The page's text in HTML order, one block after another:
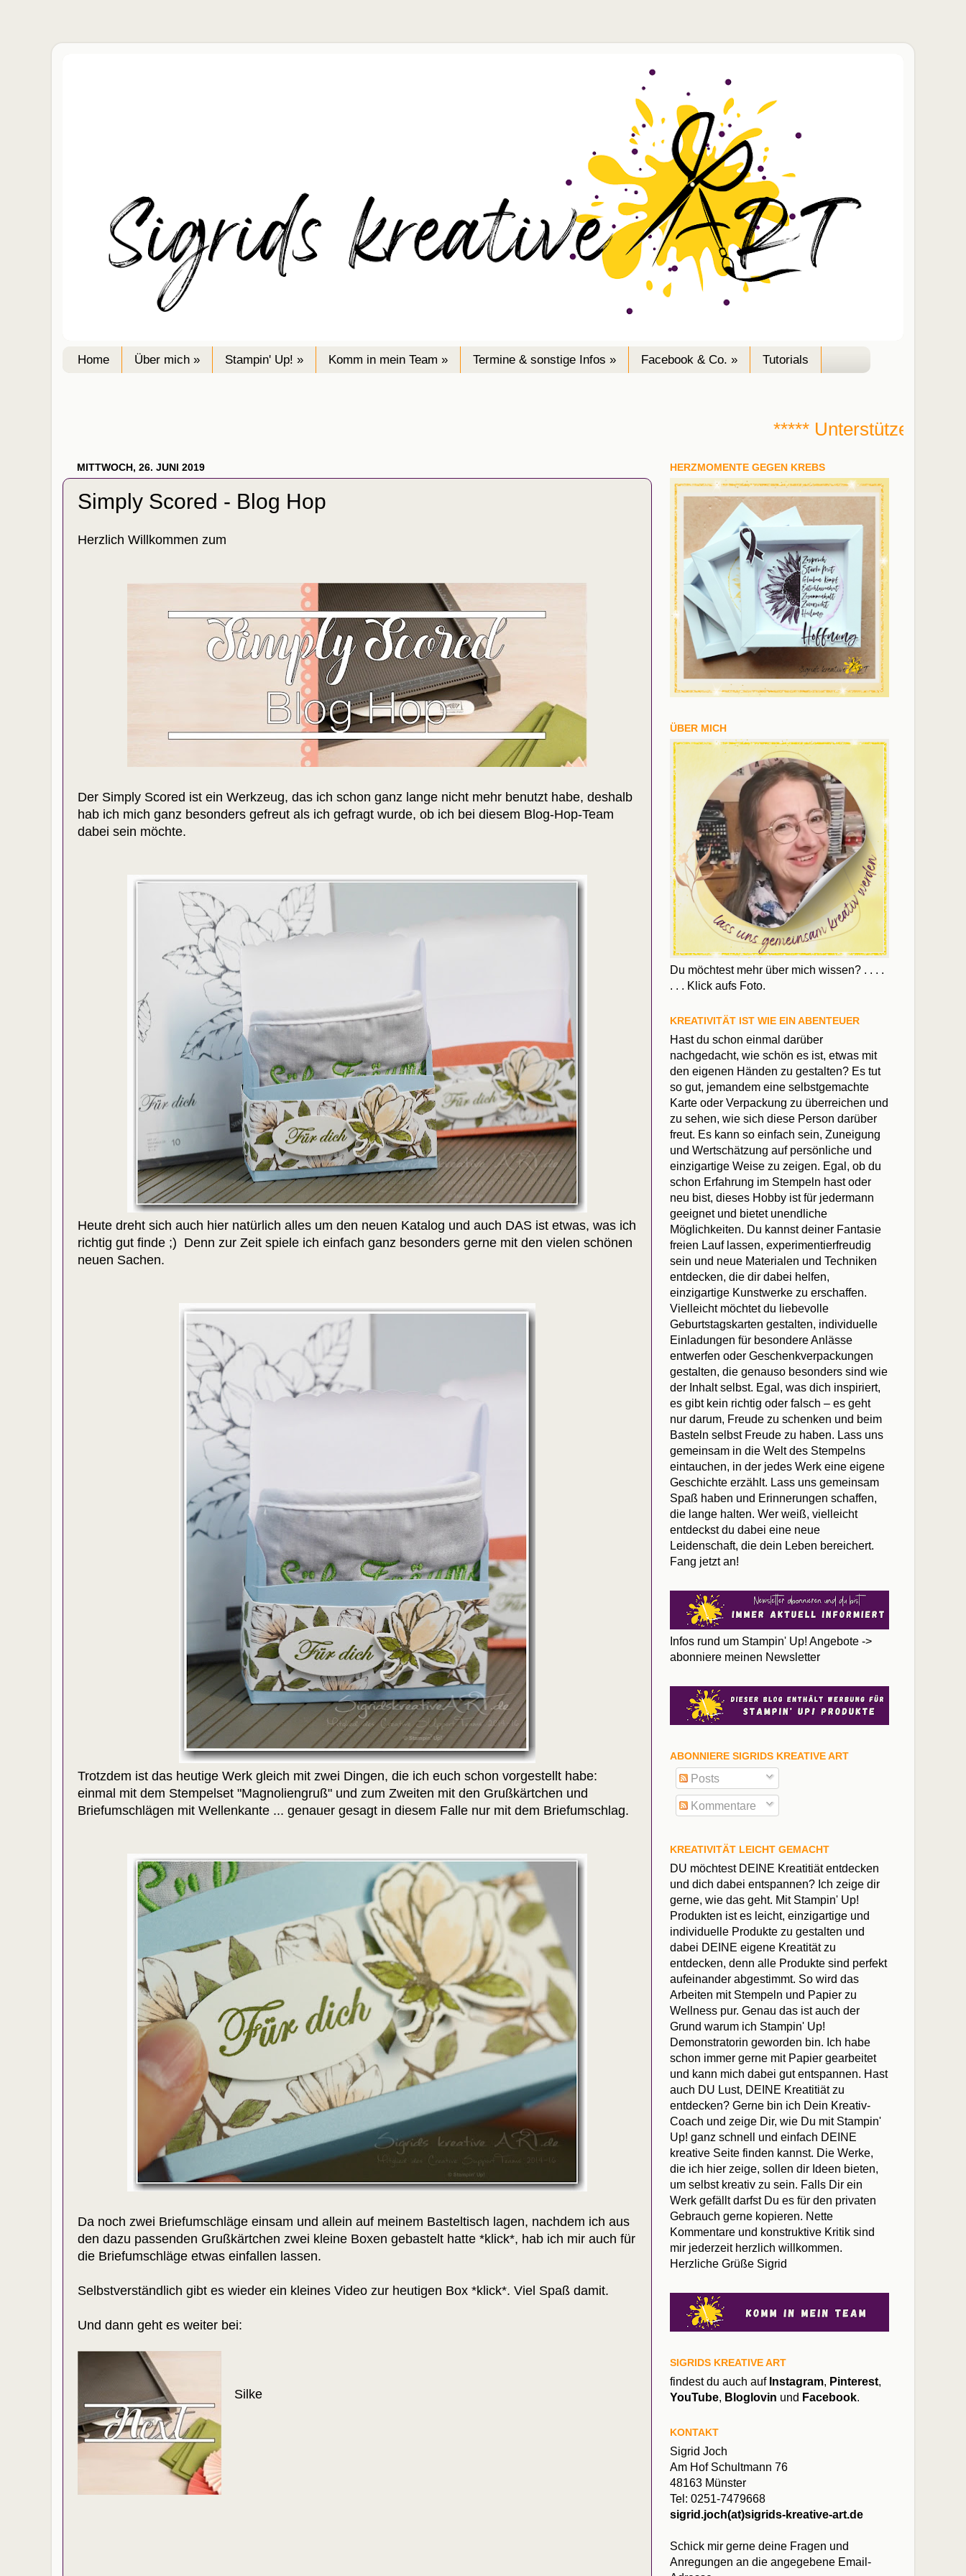
Home Über mich » Stampin' Up! » Komm in mein Team » Termine & sonstige Infos » Facebook & Co. » Tutorials
***** Unterstütze mich bei
MITTWOCH, 26. JUNI 2019
Simply Scored - Blog Hop
Herzlich Willkommen zum
Der Simply Scored ist ein Werkzeug, das ich schon ganz lange nicht mehr benutzt habe, deshalb
hab ich mich ganz besonders gefreut als ich gefragt wurde, ob ich bei diesem Blog-Hop-Team
dabei sein möchte.
Heute dreht sich auch hier natürlich alles um den neuen Katalog und auch DAS ist etwas, was ich
richtig gut finde ;) Denn zur Zeit spiele ich einfach ganz besonders gerne mit den vielen schönen
neuen Sachen.
Trotzdem ist das heutige Werk gleich mit zwei Dingen, die ich euch schon vorgestellt habe:
einmal mit dem Stempelset "Magnoliengruß" und zum Zweiten mit den Grußkärtchen und
Briefumschlägen mit Wellenkante ... genauer gesagt in diesem Falle nur mit dem Briefumschlag.
Da noch zwei Briefumschläge einsam und allein auf meinem Basteltisch lagen, nachdem ich aus
den dazu passenden Grußkärtchen zwei kleine Boxen gebastelt hatte *klick*, hab ich mir auch für
die Briefumschläge etwas einfallen lassen.
Selbstverständlich gibt es wieder ein kleines Video zur heutigen Box *klick*. Viel Spaß damit.
Und dann geht es weiter bei:
Silke
HERZMOMENTE GEGEN KREBS
ÜBER MICH
Du möchtest mehr über mich wissen? . . . .
. . . Klick aufs Foto.
KREATIVITÄT IST WIE EIN ABENTEUER
Hast du schon einmal darüber
nachgedacht, wie schön es ist, etwas mit
den eigenen Händen zu gestalten? Es tut
so gut, jemandem eine selbstgemachte
Karte oder Verpackung zu überreichen und
zu sehen, wie sich diese Person darüber
freut. Es kann so einfach sein, Zuneigung
und Wertschätzung auf persönliche und
einzigartige Weise zu zeigen. Egal, ob du
schon Erfahrung im Stempeln hast oder
neu bist, dieses Hobby ist für jedermann
geeignet und bietet unendliche
Möglichkeiten. Du kannst deiner Fantasie
freien Lauf lassen, experimentierfreudig
sein und neue Materialen und Techniken
entdecken, die dir dabei helfen,
einzigartige Kunstwerke zu erschaffen.
Vielleicht möchtet du liebevolle
Geburtstagskarten gestalten, individuelle
Einladungen für besondere Anlässe
entwerfen oder Geschenkverpackungen
gestalten, die genauso besonders sind wie
der Inhalt selbst. Egal, was dich inspiriert,
es gibt kein richtig oder falsch – es geht
nur darum, Freude zu schenken und beim
Basteln selbst Freude zu haben. Lass uns
gemeinsam in die Welt des Stempelns
eintauchen, in der jedes Werk eine eigene
Geschichte erzählt. Lass uns gemeinsam
Spaß haben und Erinnerungen schaffen,
die lange halten. Wer weiß, vielleicht
entdeckst du dabei eine neue
Leidenschaft, die dein Leben bereichert.
Fang jetzt an!
Infos rund um Stampin' Up! Angebote ->
abonniere meinen Newsletter
ABONNIERE SIGRIDS KREATIVE ART
Posts
Kommentare
KREATIVITÄT LEICHT GEMACHT
DU möchtest DEINE Kreatitiät entdecken
und dich dabei entspannen? Ich zeige dir
gerne, wie das geht. Mit Stampin' Up!
Produkten ist es leicht, einzigartige und
individuelle Produkte zu gestalten und
dabei DEINE eigene Kreatität zu
entdecken, denn alle Produkte sind perfekt
aufeinander abgestimmt. So wird das
Arbeiten mit Stempeln und Papier zu
Wellness pur. Genau das ist auch der
Grund warum ich Stampin' Up!
Demonstratorin geworden bin. Ich habe
schon immer gerne mit Papier gearbeitet
und kann mich dabei gut entspannen. Hast
auch DU Lust, DEINE Kreatitiät zu
entdecken? Gerne bin ich Dein Kreativ-
Coach und zeige Dir, wie Du mit Stampin'
Up! ganz schnell und einfach DEINE
kreative Seite finden kannst. Die Werke,
die ich hier zeige, sollen dir Ideen bieten,
um selbst kreativ zu sein. Falls Dir ein
Werk gefällt darfst Du es für den privaten
Gebrauch gerne kopieren. Nette
Kommentare und konstruktive Kritik sind
mir jederzeit herzlich willkommen.
Herzliche Grüße Sigrid
SIGRIDS KREATIVE ART
findest du auch auf Instagram, Pinterest,
YouTube, Bloglovin und Facebook.
KONTAKT
Sigrid Joch
Am Hof Schultmann 76
48163 Münster
Tel: 0251-7479668
sigrid.joch(at)sigrids-kreative-art.de
Schick mir gerne deine Fragen und
Anregungen an die angegebene Email-